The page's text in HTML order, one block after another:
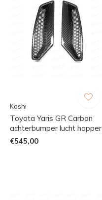
Koshi
Toyota Yaris GR Carbon
achterbumper lucht happer
€545,00